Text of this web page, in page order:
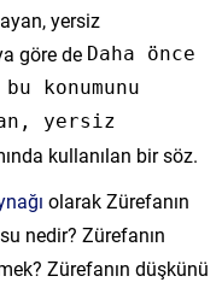
yersiz
göre de Daha önce
konumunu
yersiz
kullanılan bir söz.
olarak Zürefanın
nedir? Zürefanın
Zürefanın düşkünü